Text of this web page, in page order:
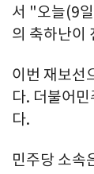
서 "오늘(9
의 축하난이
이번 재보선
다. 더불어
다.
민주당 소속